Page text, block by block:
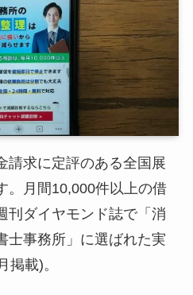
請求に定評のある全国展
。月間10,000件以上の借
刊ダイヤモンド誌で「消
士事務所」に選ばれた実
掲載)。